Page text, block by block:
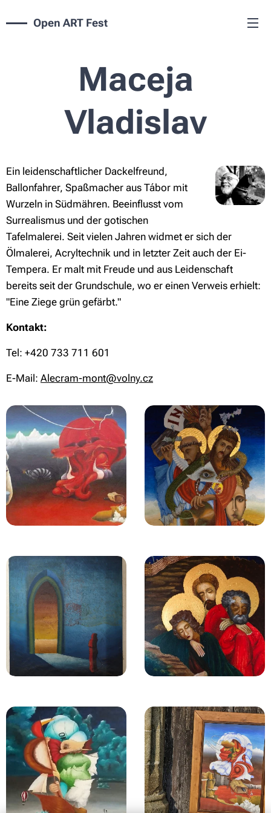
Open ART Fest
Maceja
Vladislav
Ein leidenschaftlicher Dackelfreund,
Ballonfahrer, Spaßmacher aus Tábor mit
Wurzeln in Südmähren. Beeinflusst vom
Surrealismus und der gotischen
Tafelmalerei. Seit vielen Jahren widmet er sich der
Ölmalerei, Acryltechnik und in letzter Zeit auch der Ei-
Tempera. Er malt mit Freude und aus Leidenschaft
bereits seit der Grundschule, wo er einen Verweis erhielt:
"Eine Ziege grün gefärbt."
Kontakt:
Tel: +420 733 711 601
E-Mail: Alecram-mont@volny.cz